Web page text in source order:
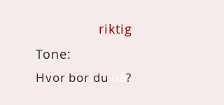
riktig
Tone:
Hvor bor du ?